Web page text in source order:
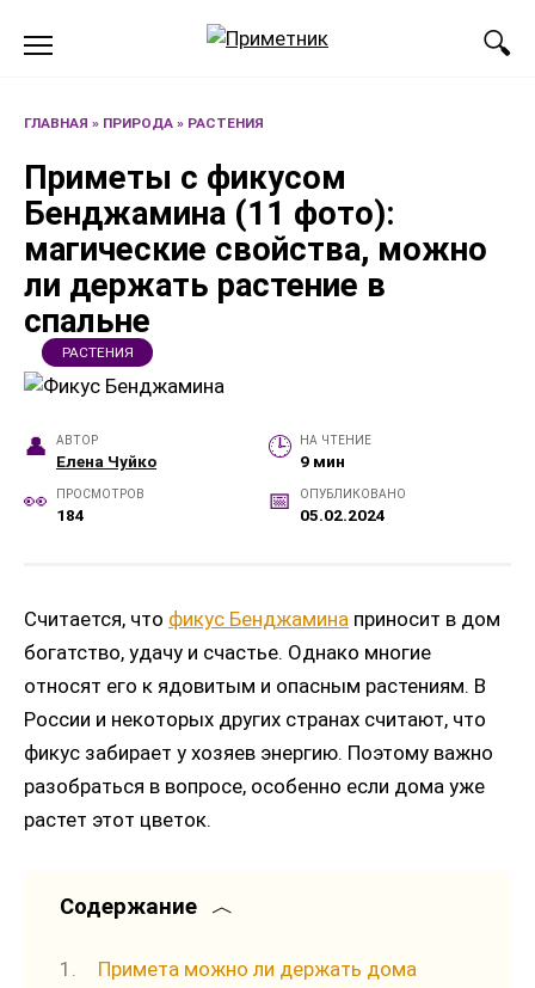
ГЛАВНАЯ » ПРИРОДА » РАСТЕНИЯ
Приметы с фикусом
Бенджамина (11 фото):
магические свойства, можно
ли держать растение в
спальне
РАСТЕНИЯ
АВТОР
Елена Чуйко
НА ЧТЕНИЕ
9 мин
ПРОСМОТРОВ
184
ОПУБЛИКОВАНО
05.02.2024
Считается, что фикус Бенджамина приносит в дом
богатство, удачу и счастье. Однако многие
относят его к ядовитым и опасным растениям. В
России и некоторых других странах считают, что
фикус забирает у хозяев энергию. Поэтому важно
разобраться в вопросе, особенно если дома уже
растет этот цветок.
Содержание
Примета можно ли держать дома